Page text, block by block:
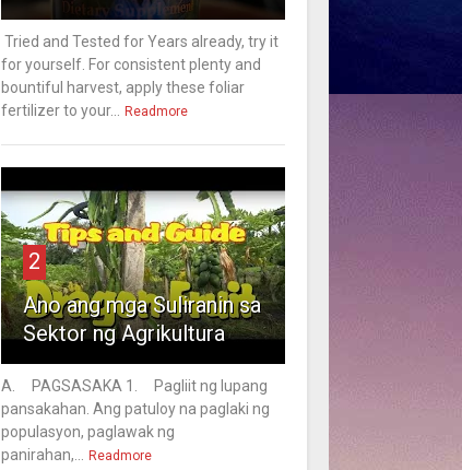
Tried and Tested for Years already, try it
for yourself. For consistent plenty and
bountiful harvest, apply these foliar
fertilizer to your...
Readmore
2
Ano ang mga Suliranin sa
Sektor ng Agrikultura
A. PAGSASAKA 1. Pagliit ng lupang
pansakahan. Ang patuloy na paglaki ng
populasyon, paglawak ng
panirahan,...
Readmore